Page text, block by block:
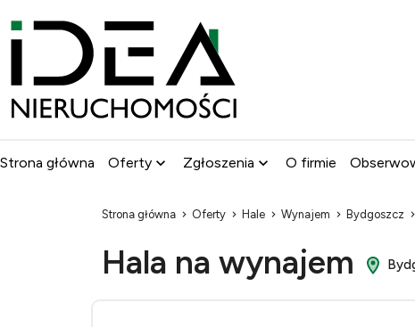
Strona główna Oferty Zgłoszenia O firmie
Strona główna Oferty Hale Wynajem Bydgoszcz
Hala na wynajem